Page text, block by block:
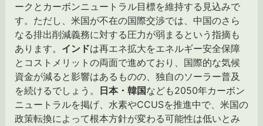
ークとカーボンニュートラル目標を維持する見込みで
す。ただし、米国が不在の国際交渉では、中国のさら
なる排出削減義務に対する圧力が弱まるという指摘も
あります。 インドは再エネ拡大をエネルギー安全保障
とコストメリットの両面で進めており、国際的な気候
資金が減ると影響はあるものの、独自のソーラー普及
を続けるでしょう。
日本・韓国なども2050年カーボン
ニュートラルを掲げ、水素やCCUSを推進中で、米国の
政策転換によって根本方針が変わる可能性は低いとみ